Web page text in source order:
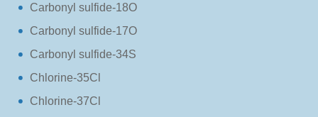
Carbonyl sulfide-18O
Carbonyl sulfide-17O
Carbonyl sulfide-34S
Chlorine-35Cl
Chlorine-37Cl